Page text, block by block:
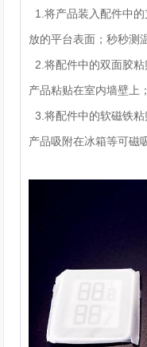
1.将产品装入配件中
放的平台表面；秒秒测
2.将配件中的双面胶
产品粘贴在室内墙壁上
3.将配件中的软磁铁
产品吸附在冰箱等可磁